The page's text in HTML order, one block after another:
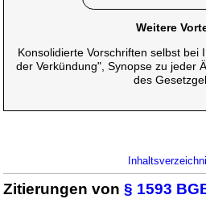
Weitere
Konsolidierte Vorschriften selbst bei
der Verkündung", Synopse zu jeder
des
Zitierungen von§ 1593